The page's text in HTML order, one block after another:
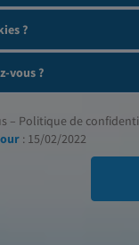
?
vous ?
– Politique de
: 15/02/2022